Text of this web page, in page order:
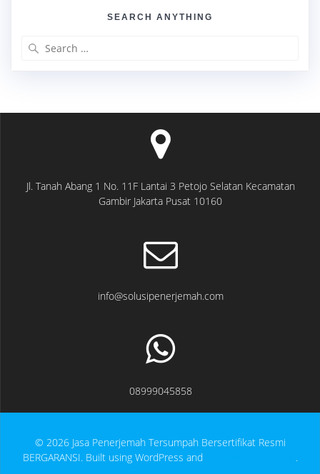
SEARCH ANYTHING
Jl. Tanah Abang 1 No. 11F Lantai 3 Petojo Selatan Kecamatan
Gambir Jakarta Pusat 10160
info@solusipenerjemah.com
08999045858
© 2026 Jasa Penerjemah Tersumpah Bersertifikat Resmi
BERGARANSI. Built using WordPress and
.